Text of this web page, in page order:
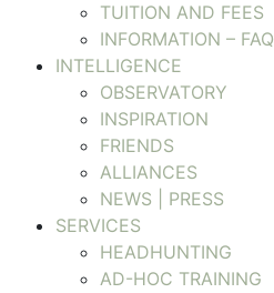
TUITION AND FEES
INFORMATION – FAQ
INTELLIGENCE
OBSERVATORY
INSPIRATION
FRIENDS
ALLIANCES
NEWS | PRESS
SERVICES
HEADHUNTING
AD-HOC TRAINING